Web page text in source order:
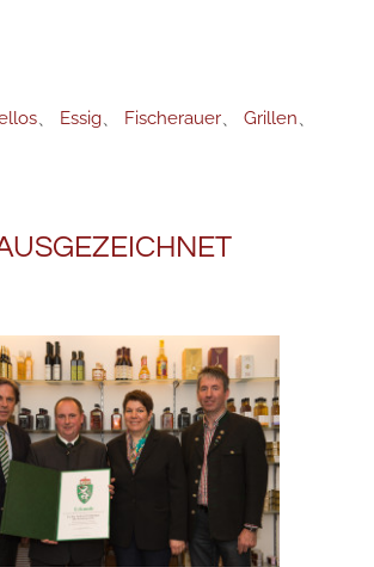
、 Essig、 Fischerauer、 Grillen、